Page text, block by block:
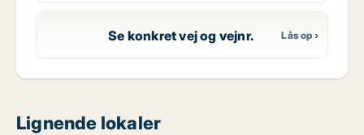
Se konkret vej og vejnr.
Lignende lokaler